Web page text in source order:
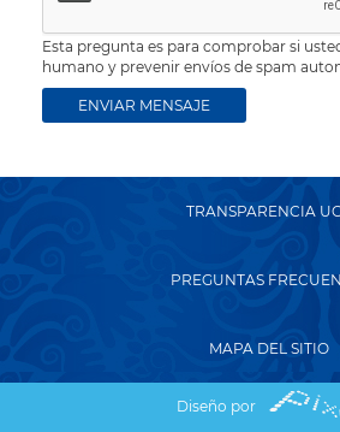
Esta pregunta es para comprobar si
humano y prevenir envíos de spam
TRANSPARENCIA
PREGUNTAS
MAPA DEL SITIO
Diseño por